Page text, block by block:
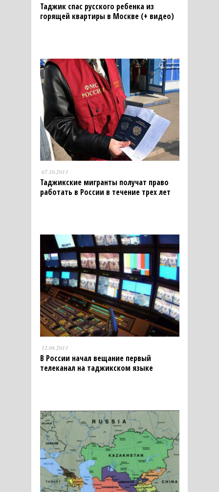
Таджик спас русского ребенка из
горящей квартиры в Москве (+ видео)
07.10.2013
Таджикские мигранты получат право
работать в России в течение трех лет
12.08.2013
В России начал вещание первый
телеканал на таджикском языке